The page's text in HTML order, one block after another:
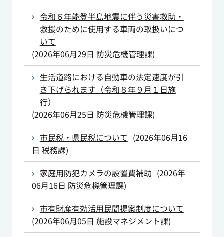
令和６年能登半島地震に伴う災害救助・
救援のために使用する車両の取扱いにつ
いて
(2026年06月29日 防災危機管理課)
生活道路における自動車の法定速度が引
き下げられます（令和８年９月１日施
行）
(2026年06月25日 防災危機管理課)
市民税・県民税について (2026年06月16
日 税務課)
家庭用防犯カメラの設置費補助 (2026年
06月16日 防災危機管理課)
市有財産有効活用民間提案制度について
(2026年06月05日 施設マネジメント課)